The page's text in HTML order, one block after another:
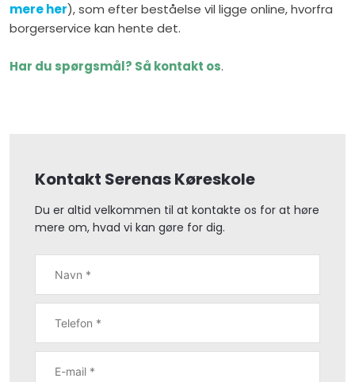
mere her), som efter beståelse vil ligge online, hvorfra
borgerservice kan hente det.
Har du spørgsmål? Så kontakt os.
Kontakt Serenas Køreskole
Du er altid velkommen til at kontakte os for at høre
mere om, hvad vi kan gøre for dig.